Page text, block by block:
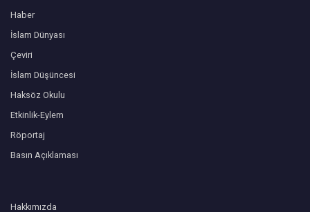
Haber
İslam Dünyası
Çeviri
İslam Düşüncesi
Haksöz Okulu
Etkinlik-Eylem
Röportaj
Basın Açıklaması
Hakkımızda